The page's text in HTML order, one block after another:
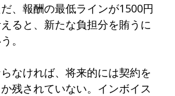
、報酬の最低ラインが1500円
ると、新たな負担分を賄うに
。
なければ、将来的には契約を
残されていない。インボイス